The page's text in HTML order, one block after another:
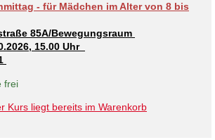
Tresckowstraße
Voltmerstraße
Wiehbergstraße
- für Mädchen im Alter von 8 bis
85A/Bewegungsraum
15.00 Uhr
frei
Kurs liegt bereits im Warenkorb